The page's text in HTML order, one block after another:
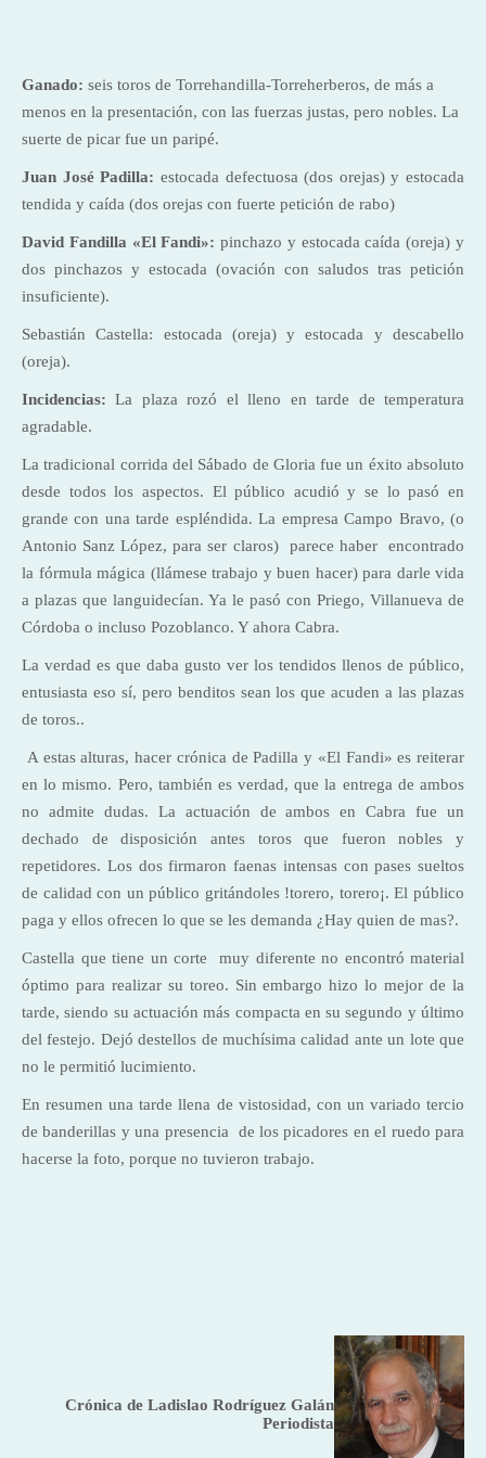
Ganado: seis toros de Torrehandilla-Torreherberos, de más a
menos en la presentación, con las fuerzas justas, pero nobles. La
suerte de picar fue un paripé.
Juan José Padilla: estocada defectuosa (dos orejas) y estocada
tendida y caída (dos orejas con fuerte petición de rabo)
David Fandilla «El Fandi»: pinchazo y estocada caída (oreja) y
dos pinchazos y estocada (ovación con saludos tras petición
insuficiente).
Sebastián Castella: estocada (oreja) y estocada y descabello
(oreja).
Incidencias: La plaza rozó el lleno en tarde de temperatura
agradable.
La tradicional corrida del Sábado de Gloria fue un éxito absoluto
desde todos los aspectos. El público acudió y se lo pasó en
grande con una tarde espléndida. La empresa Campo Bravo, (o
Antonio Sanz López, para ser claros) parece haber encontrado
la fórmula mágica (llámese trabajo y buen hacer) para darle vida
a plazas que languidecían. Ya le pasó con Priego, Villanueva de
Córdoba o incluso Pozoblanco. Y ahora Cabra.
La verdad es que daba gusto ver los tendidos llenos de público,
entusiasta eso sí, pero benditos sean los que acuden a las plazas
de toros..
A estas alturas, hacer crónica de Padilla y «El Fandi» es reiterar
en lo mismo. Pero, también es verdad, que la entrega de ambos
no admite dudas. La actuación de ambos en Cabra fue un
dechado de disposición antes toros que fueron nobles y
repetidores. Los dos firmaron faenas intensas con pases sueltos
de calidad con un público gritándoles !torero, torero¡. El público
paga y ellos ofrecen lo que se les demanda ¿Hay quien de mas?.
Castella que tiene un corte muy diferente no encontró material
óptimo para realizar su toreo. Sin embargo hizo lo mejor de la
tarde, siendo su actuación más compacta en su segundo y último
del festejo. Dejó destellos de muchísima calidad ante un lote que
no le permitió lucimiento.
En resumen una tarde llena de vistosidad, con un variado tercio
de banderillas y una presencia de los picadores en el ruedo para
hacerse la foto, porque no tuvieron trabajo.
Crónica de Ladislao Rodríguez Galán
Periodista